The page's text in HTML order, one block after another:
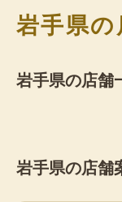
岩手県
岩手県の店舗
岩手県の店舗